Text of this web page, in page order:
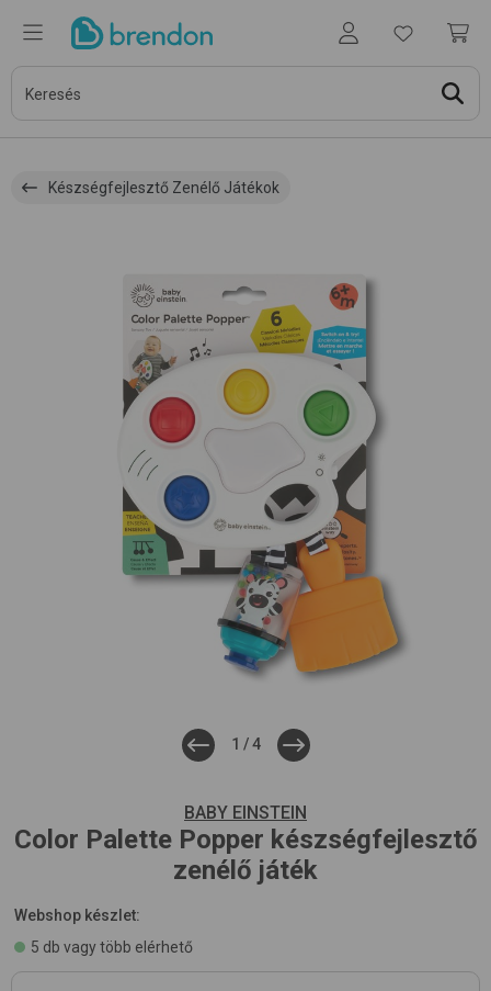
Készségfejlesztő Zenélő Játékok
1 /4
BABY EINSTEIN
Color Palette Popper készségfejlesztő
zenélő játék
Webshop készlet:
5 db vagy több elérhető